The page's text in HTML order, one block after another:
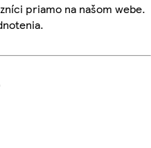
priamo na našom webe.